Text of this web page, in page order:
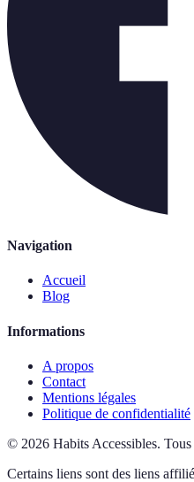
Navigation
Accueil
Blog
Informations
A propos
Contact
Mentions légales
Politique de confidentialité
© 2026 Habits Accessibles. Tous
Certains liens sont des liens